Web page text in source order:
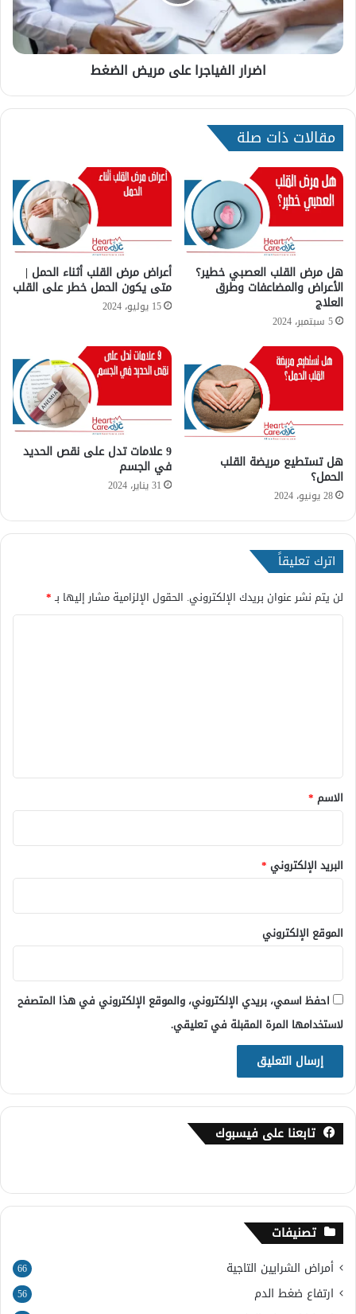
|
ا
ل
ب
و
ا
ر
ض
و
ا
ل
ل
ل
ا
م
ل
ل
ف
ي
ر
ا
ل
ى
ض
ل
ض
غ
ط
اضرار الفياجرا على مريض الضغط
مقالات ذات صلة
هل مرض القلب العصبي خطير؟
الأعراض والمضاعفات وطرق
العلاج
5 سبتمبر، 2024
أعراض مرض القلب أثناء الحمل |
متى يكون الحمل خطر على القلب
15 يوليو، 2024
هل تستطيع مريضة القلب
الحمل؟
28 يونيو، 2024
9 علامات تدل على نقص الحديد
في الجسم
31 يناير، 2024
اترك تعليقاً
لن يتم نشر عنوان بريدك الإلكتروني. الحقول الإلزامية مشار إليها بـ*
*
الاسم *
البريد الإلكتروني *
الموقع الإلكتروني
احفظ اسمي، بريدي الإلكتروني، والموقع الإلكتروني في هذا المتصفح
لاستخدامها المرة المقبلة في تعليقي.
تابعنا على فيسبوك
تصنيفات
أمراض الشرايين التاجية 66
ارتفاع ضغط الدم 56